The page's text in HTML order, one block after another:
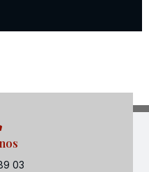
03